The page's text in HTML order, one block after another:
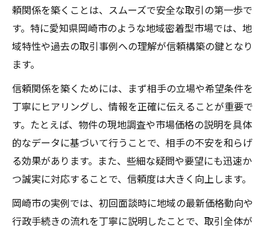
頼関係を築くことは、スムーズで安全な取引の第一歩で
す。特に愛知県岡崎市のような地域密着型市場では、地
域特性や過去の取引事例への理解が信頼構築の鍵となり
ます。
信頼関係を築くためには、まず相手の立場や希望条件を
丁寧にヒアリングし、情報を正確に伝えることが重要で
す。たとえば、物件の現地調査や市場価格の説明を具体
的なデータに基づいて行うことで、相手の不安を和らげ
る効果があります。また、些細な疑問や要望にも迅速か
つ誠実に対応することで、信頼度は大きく向上します。
岡崎市の実例では、初回面談時に地域の最新価格動向や
行政手続きの流れを丁寧に説明したことで、取引全体が